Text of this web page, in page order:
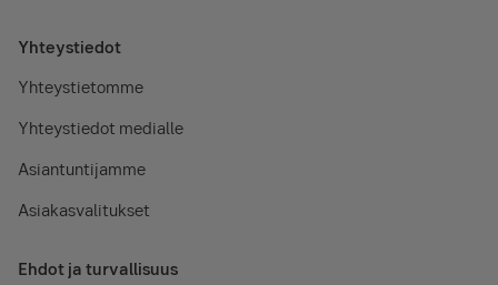
Yhteystiedot
Yhteystietomme
Yhteystiedot medialle
Asiantuntijamme
Asiakasvalitukset
Ehdot ja turvallisuus